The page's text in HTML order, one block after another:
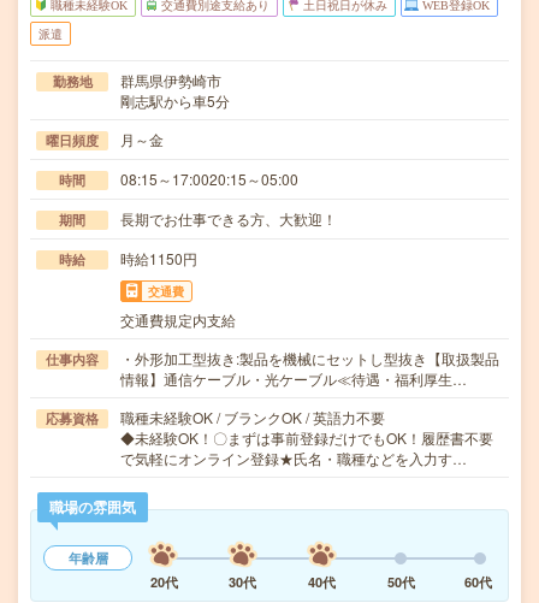
職種未経験OK 交通費別途支給あり 土日祝日が休み WEB登録OK
派遣
勤務地
群馬県伊勢崎市
剛志駅から車5分
曜日頻度 月～金
時間 08:15～17:0020:15～05:00
期間 長期でお仕事できる方、大歓迎！
時給 時給1150円
交通費
交通費規定内支給
仕事内容
・外形加工型抜き:製品を機械にセットし型抜き【取扱製品
情報】通信ケーブル・光ケーブル≪待遇・福利厚生…
応募資格
職種未経験OK / ブランクOK / 英語力不要
◆未経験OK！〇まずは事前登録だけでもOK！履歴書不要
で気軽にオンライン登録★氏名・職種などを入力す…
職場の雰囲気
年齢層
20代
30代 40代 50代 60代